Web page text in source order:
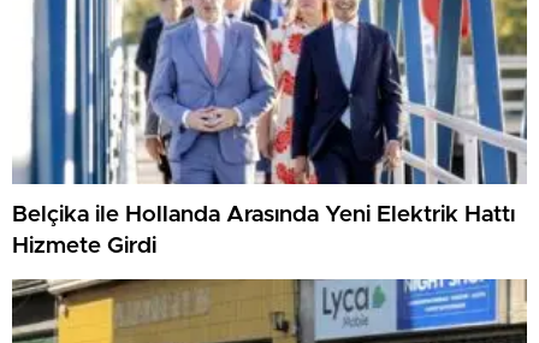
Belçika ile Hollanda Arasında Yeni Elektrik Hattı
Hizmete Girdi